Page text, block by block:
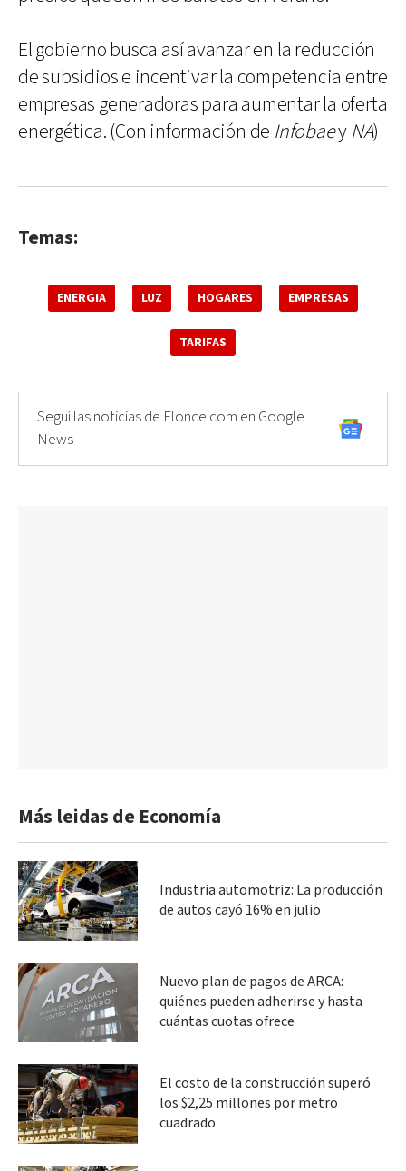
El gobierno busca así avanzar en la reducción
de subsidios e incentivar la competencia entre
empresas generadoras para aumentar la oferta
energética. (Con información de Infobaey NA)
Temas:
ENERGIA LUZ HOGARES EMPRESAS
TARIFAS
Seguí las noticias de Elonce.com en Google
News
Más leidas de Economía
Industria automotriz: La producción
de autos cayó 16% en julio
Nuevo plan de pagos de ARCA:
quiénes pueden adherirse y hasta
cuántas cuotas ofrece
El costo de la construcción superó
los $2,25 millones por metro
cuadrado